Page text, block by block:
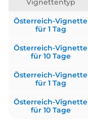
Vignettentyp
Österreich-Vignette
für 1 Tag
Österreich-Vignette
für 10 Tage
Österreich-Vignette
für 1 Tag
Österreich-Vignette
für 10 Tage